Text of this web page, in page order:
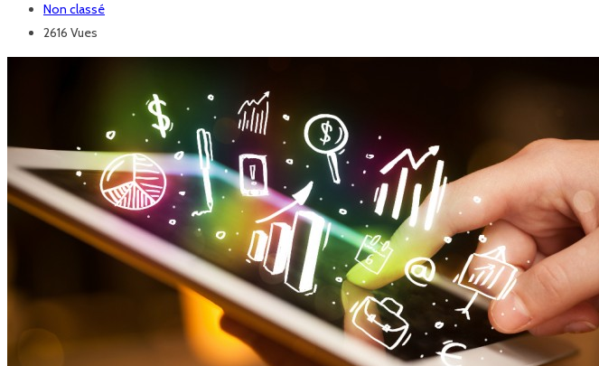
Non classé
2616 Vues